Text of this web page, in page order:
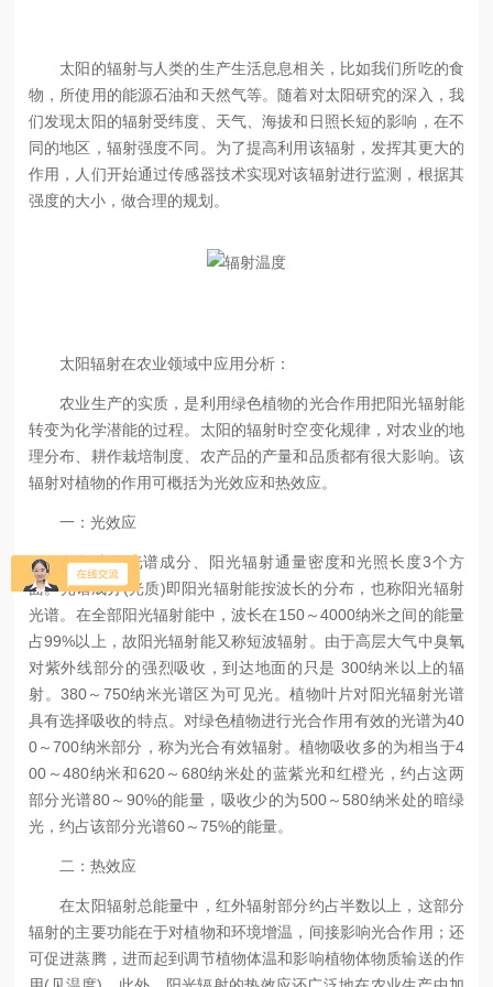
太阳的辐射与人类的生产生活息息相关，比如我们所吃的食
物，所使用的能源石油和天然气等。随着对太阳研究的深入，我
们发现太阳的辐射受纬度、天气、海拔和日照长短的影响，在不
同的地区，辐射强度不同。为了提高利用该辐射，发挥其更大的
作用，人们开始通过传感器技术实现对该辐射进行监测，根据其
强度的大小，做合理的规划。
太阳辐射在农业领域中应用分析：
农业生产的实质，是利用绿色植物的光合作用把阳光辐射能
转变为化学潜能的过程。太阳的辐射时空变化规律，对农业的地
理分布、耕作栽培制度、农产品的产量和品质都有很大影响。该
辐射对植物的作用可概括为光效应和热效应。
一：光效应
包括太阳光谱成分、阳光辐射通量密度和光照长度3个方
面。光谱成分(光质)即阳光辐射能按波长的分布，也称阳光辐射
光谱。在全部阳光辐射能中，波长在150～4000纳米之间的能量
占99%以上，故阳光辐射能又称短波辐射。由于高层大气中臭氧
对紫外线部分的强烈吸收，到达地面的只是 300纳米以上的辐
射。380～750纳米光谱区为可见光。植物叶片对阳光辐射光谱
具有选择吸收的特点。对绿色植物进行光合作用有效的光谱为40
0～700纳米部分，称为光合有效辐射。植物吸收多的为相当于4
00～480纳米和620～680纳米处的蓝紫光和红橙光，约占这两
部分光谱80～90%的能量，吸收少的为500～580纳米处的暗绿
光，约占该部分光谱60～75%的能量。
二：热效应
在太阳辐射总能量中，红外辐射部分约占半数以上，这部分
辐射的主要功能在于对植物和环境增温，间接影响光合作用；还
可促进蒸腾，进而起到调节植物体温和影响植物体物质输送的作